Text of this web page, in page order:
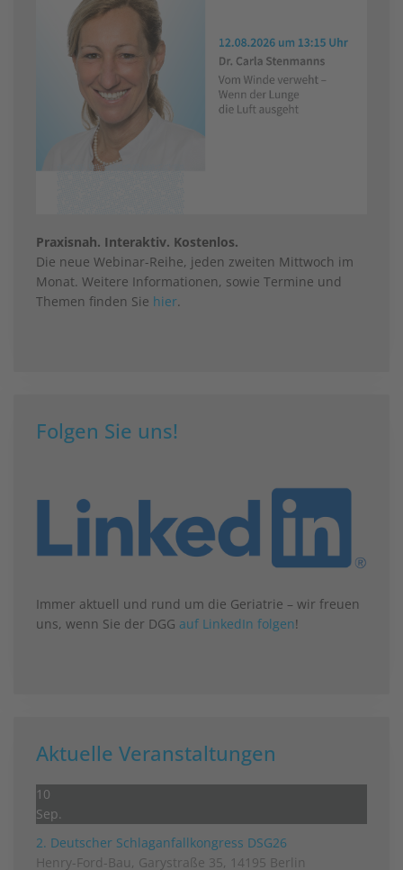
Praxisnah. Interaktiv. Kostenlos.
Die neue Webinar-Reihe, jeden zweiten Mittwoch im
Monat. Weitere Informationen, sowie Termine und
Themen finden Sie hier.
Folgen Sie uns!
Immer aktuell und rund um die Geriatrie – wir freuen
uns, wenn Sie der DGG auf LinkedIn folgen!
Aktuelle Veranstaltungen
10
Sep.
2. Deutscher Schlag­anfall­kongress DSG26
Henry-Ford-Bau, Garystraße 35, 14195 Berlin